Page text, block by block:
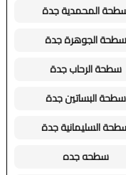
المحمدية جدة
سطحة الجوهرة جدة
سطحة الرحاب جدة
سطحة البساتين جدة
السليمانية جدة
سطحه جده